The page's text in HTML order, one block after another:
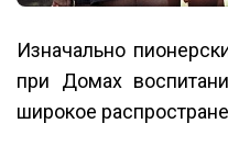
Изначально
при Домах
широкое